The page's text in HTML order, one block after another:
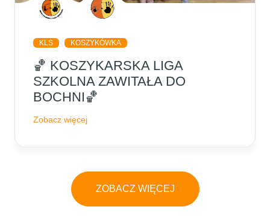
KLS KOSZYKÓWKA
🏀 KOSZYKARSKA LIGA
SZKOLNA ZAWITAŁA DO
BOCHNI🏀
Zobacz więcej
ZOBACZ WIĘCEJ